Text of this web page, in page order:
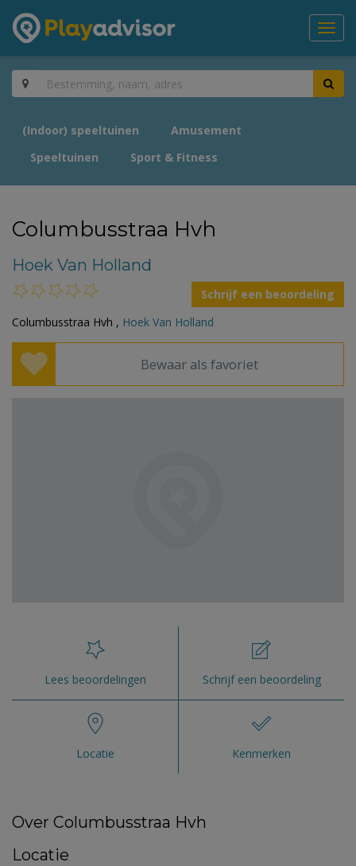
(Indoor) speeltuinen
Amusement
Speeltuinen
Sport & Fitness
Columbusstraa Hvh
Hoek Van Holland
Schrijf een beoordeling
Columbusstraa Hvh , Hoek Van Holland
Bewaar als favoriet
Lees beoordelingen Schrijf een beoordeling
Locatie Kenmerken
Over Columbusstraa Hvh
Locatie